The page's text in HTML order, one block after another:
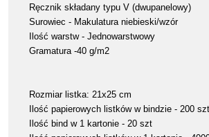
Ręcznik składany typu V (dwupanelowy)
Surowiec - Makulatura niebieski/wzór
Ilość warstw - Jednowarstwowy
Gramatura -40 g/m2
Rozmiar listka: 21x25 cm
Ilość papierowych listków w bindzie - 200 szt
Ilość bind w 1 kartonie - 20 szt